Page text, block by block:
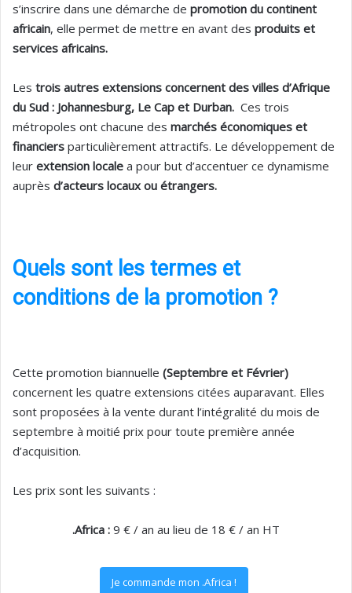
s’inscrire dans une démarche de promotion du continent
africain, elle permet de mettre en avant des produits et
services africains.
Les trois autres extensions concernent des villes d’Afrique
du Sud : Johannesburg, Le Cap et Durban. Ces trois
métropoles ont chacune des marchés économiques et
financiers particulièrement attractifs. Le développement de
leur extension locale a pour but d’accentuer ce dynamisme
auprès d’acteurs locaux ou étrangers.
Quels sont les termes et
conditions de la promotion ?
Cette promotion biannuelle (Septembre et Février)
concernent les quatre extensions citées auparavant. Elles
sont proposées à la vente durant l’intégralité du mois de
septembre à moitié prix pour toute première année
d’acquisition.
Les prix sont les suivants :
.Africa : 9 € / an au lieu de 18 € / an HT
Je commande mon .Africa !